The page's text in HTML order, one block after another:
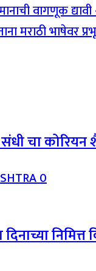
वागणूक
मराठी
चा कोरियन
0